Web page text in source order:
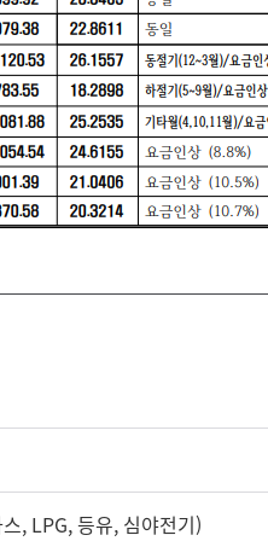
, LPG, 등유, 심야전기)